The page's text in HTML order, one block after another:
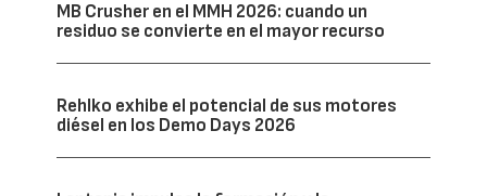
MB Crusher en el MMH 2026: cuando un
residuo se convierte en el mayor recurso
Rehlko exhibe el potencial de sus motores
diésel en los Demo Days 2026